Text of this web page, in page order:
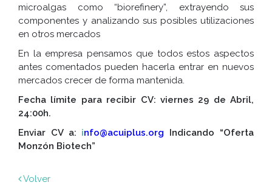
microalgas como “biorefinery”, extrayendo sus
componentes y analizando sus posibles utilizaciones
en otros mercados
En la empresa pensamos que todos estos aspectos
antes comentados pueden hacerla entrar en nuevos
mercados crecer de forma mantenida.
Fecha límite para recibir CV: viernes 29 de Abril,
24:00h.
Enviar CV a: info@acuiplus.org Indicando “Oferta
Monzón Biotech”
Volver